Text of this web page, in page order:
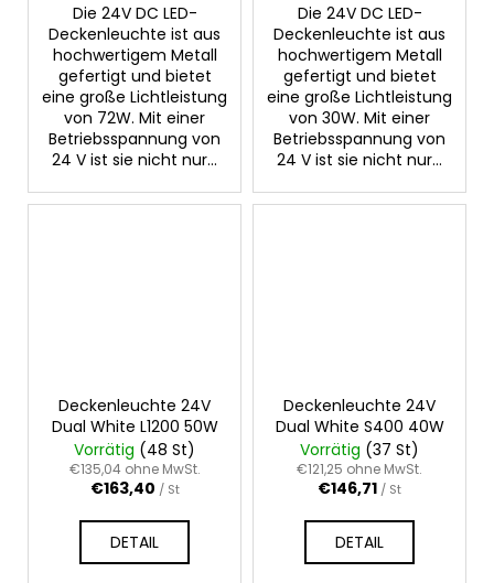
Die 24V DC LED-
Deckenleuchte ist aus
hochwertigem Metall
gefertigt und bietet
eine große Lichtleistung
von 72W. Mit einer
Betriebsspannung von
24 V ist sie nicht nur...
Die 24V DC LED-
Deckenleuchte ist aus
hochwertigem Metall
gefertigt und bietet
eine große Lichtleistung
von 30W. Mit einer
Betriebsspannung von
24 V ist sie nicht nur...
Deckenleuchte 24V
Dual White L1200 50W
Vorrätig (48 St)
€135,04 ohne MwSt.
€163,40 / St
DETAIL
Deckenleuchte 24V
Dual White S400 40W
Vorrätig (37 St)
€121,25 ohne MwSt.
€146,71 / St
DETAIL